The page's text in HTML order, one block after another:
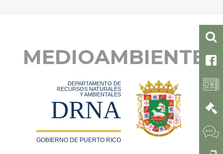
MEDIOAMBIENTE
DEPARTAMENTO DE
RECURSOS NATURALES
Y AMBIENTALES
DRNA
GOBIERNO DE PUERTO RICO